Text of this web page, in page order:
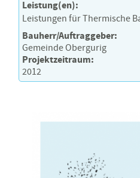
Leistung(en):
Leistungen für Thermische
Bauherr/Auftraggeber:
Gemeinde Obergurig
Projektzeitraum:
2012